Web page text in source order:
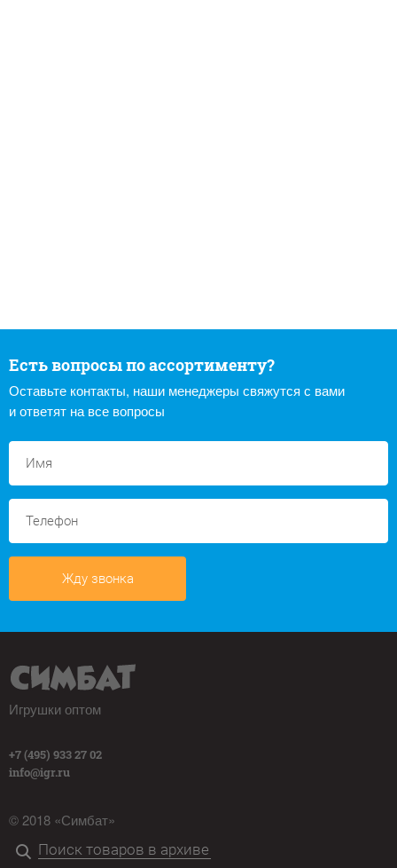
Есть вопросы по ассортименту?
Оставьте контакты, наши менеджеры свяжутся с вами
и ответят на все вопросы
Жду звонка
Игрушки оптом
+7 (495) 933 27 02
info@igr.ru
© 2018 «Симбат»